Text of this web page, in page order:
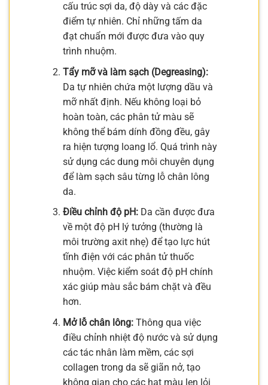
cấu trúc sợi da, độ dày và các đặc
điểm tự nhiên. Chỉ những tấm da
đạt chuẩn mới được đưa vào quy
trình nhuộm.
Tẩy mỡ và làm sạch (Degreasing):
Da tự nhiên chứa một lượng dầu và
mỡ nhất định. Nếu không loại bỏ
hoàn toàn, các phân tử màu sẽ
không thể bám dính đồng đều, gây
ra hiện tượng loang lổ. Quá trình này
sử dụng các dung môi chuyên dụng
để làm sạch sâu từng lỗ chân lông
da.
Điều chỉnh độ pH:Da cần được đưa
về một độ pH lý tưởng (thường là
môi trường axit nhẹ) để tạo lực hút
tĩnh điện với các phân tử thuốc
nhuộm. Việc kiểm soát độ pH chính
xác giúp màu sắc bám chặt và đều
hơn.
Mở lỗ chân lông:Thông qua việc
điều chỉnh nhiệt độ nước và sử dụng
các tác nhân làm mềm, các sợi
collagen trong da sẽ giãn nở, tạo
không gian cho các hạt màu len lỏi